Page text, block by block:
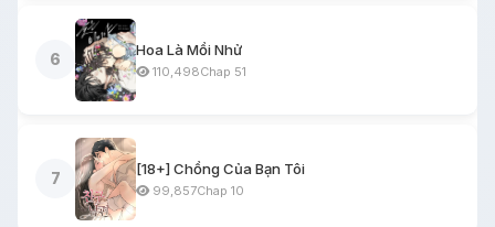
6
Hoa Là Mồi Nhử
110,498Chap 51
7
[18+] Chồng Của Bạn Tôi
99,857Chap 10